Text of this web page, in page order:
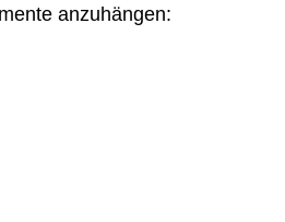
anzuhängen: